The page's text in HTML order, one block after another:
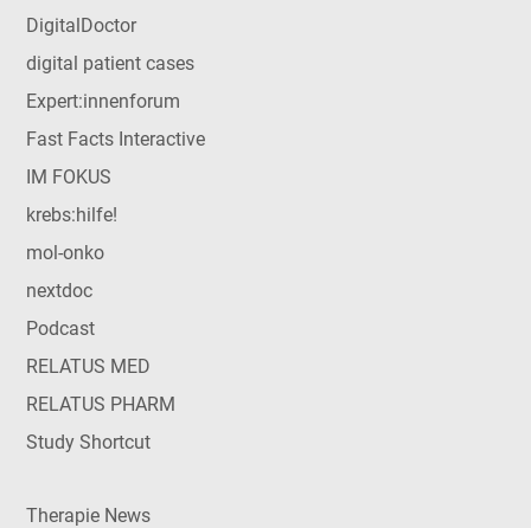
DigitalDoctor
digital patient cases
Expert:innenforum
Fast Facts Interactive
IM FOKUS
krebs:hilfe!
mol-onko
nextdoc
Podcast
RELATUS MED
RELATUS PHARM
Study Shortcut
Therapie News